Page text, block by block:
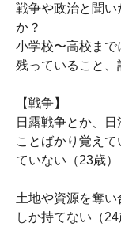
戦争や政治と聞
か？
小学校〜高校まで
残っていること、
【戦争】
日露戦争とか、
ことばかり覚え
ていない（23歳）
土地や資源を奪
しか持てない（24